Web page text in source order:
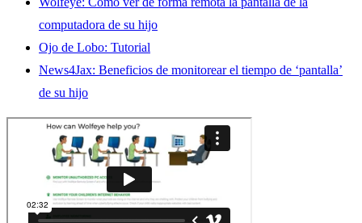
computadora de su hijo
Ojo de Lobo: Tutorial
News4Jax: Beneficios de monitorear el tiempo de ‘pantalla’
de su hijo